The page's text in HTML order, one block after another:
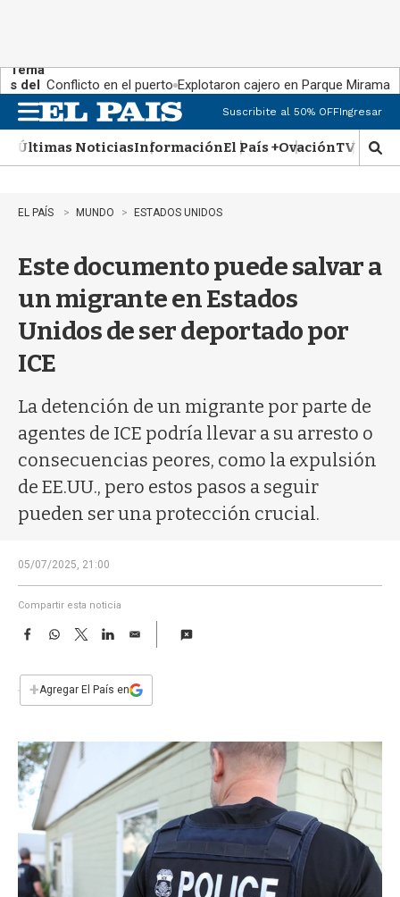
Tema
s del
día:
Conflicto en el puerto Explotaron cajero en Parque Miramar
n
u
Suscribite al 50% OFFIngresar
Últimas NoticiasInformaciónEl País +OvaciónTV Show
M
o
r
b
EL PAÍS MUNDO ESTADOS UNIDOS
Este documento puede salvar a
un migrante en Estados
Unidos de ser deportado por
ICE
La detención de un migrante por parte de
agentes de ICE podría llevar a su arresto o
consecuencias peores, como la expulsión
de EE.UU., pero estos pasos a seguir
pueden ser una protección crucial.
05/07/2025, 21:00
Compartir esta noticia
F
e
b
k
W
s
T
w
t
L
E
i
l
+Agregar El País en